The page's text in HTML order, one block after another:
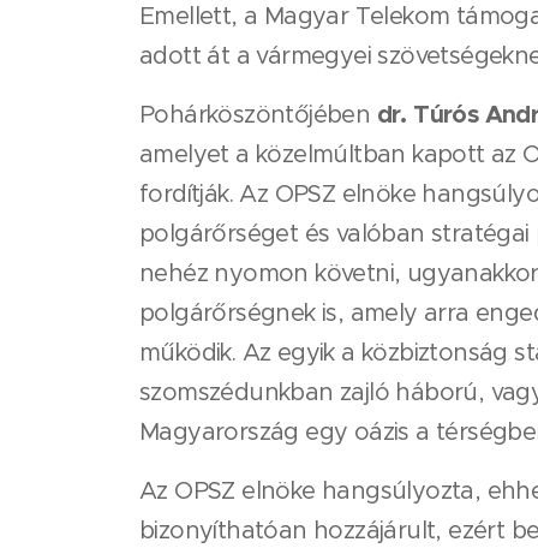
Emellett, a Magyar Telekom
adott át a vármegyei
Pohárköszöntőjében dr. Túrós
amelyet a közelmúltban kapott az
fordítják. Az OPSZ elnöke
polgárőrséget és valóban
nehéz nyomon követni,
polgárőrségnek is, amely arra
működik. Az egyik a közbiztonság
szomszédunkban zajló háború,
Magyarország egy oázis a
Az OPSZ elnöke hangsúlyozta,
bizonyíthatóan hozzájárult, ezért